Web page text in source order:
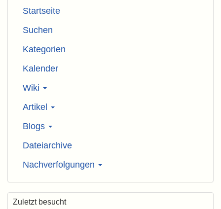
Startseite
Suchen
Kategorien
Kalender
Wiki
Artikel
Blogs
Dateiarchive
Nachverfolgungen
Zuletzt besucht